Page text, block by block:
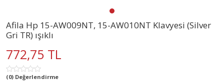
Afila Hp 15-AW009NT, 15-AW010NT Klavyesi (Silver
Gri TR) ışıklı
772,75 TL
(0) Değerlendirme